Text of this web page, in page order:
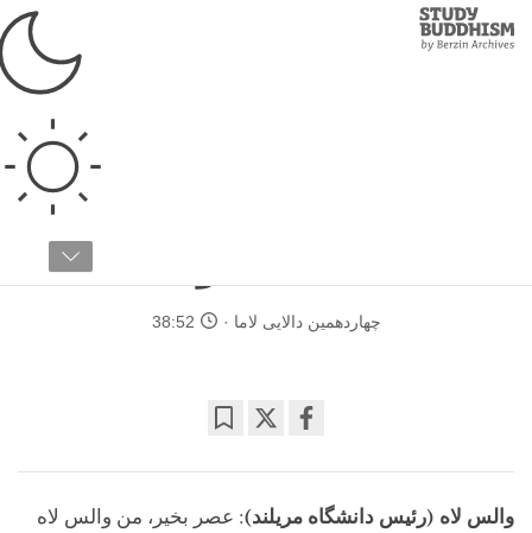
Study
Buddhism
گفتگوی دالایی لاما با
چهاردهمین دالایی لاما 38:52
on
facebook
والس لاه (رئیس دانشگاه مریلند): عصر بخیر، من والس لاه